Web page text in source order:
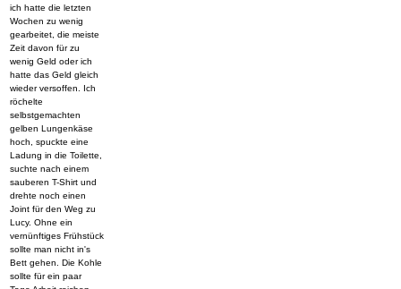
ich hatte die letzten
Wochen zu wenig
gearbeitet, die meiste
Zeit davon für zu
wenig Geld oder ich
hatte das Geld gleich
wieder versoffen. Ich
röchelte
selbstgemachten
gelben Lungenkäse
hoch, spuckte eine
Ladung in die Toilette,
suchte nach einem
sauberen T-Shirt und
drehte noch einen
Joint für den Weg zu
Lucy. Ohne ein
vernünftiges Frühstück
sollte man nicht in's
Bett gehen. Die Kohle
sollte für ein paar